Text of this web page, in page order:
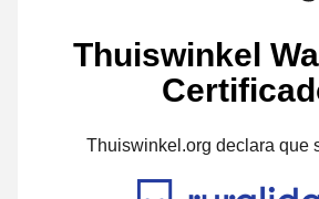
Thuiswinkel
Thuiswinkel.org declara que